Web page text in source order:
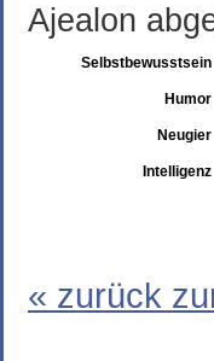
Ajealon
Selbstbewusstsein
Humor
Neugier
Intelligenz
« zurück